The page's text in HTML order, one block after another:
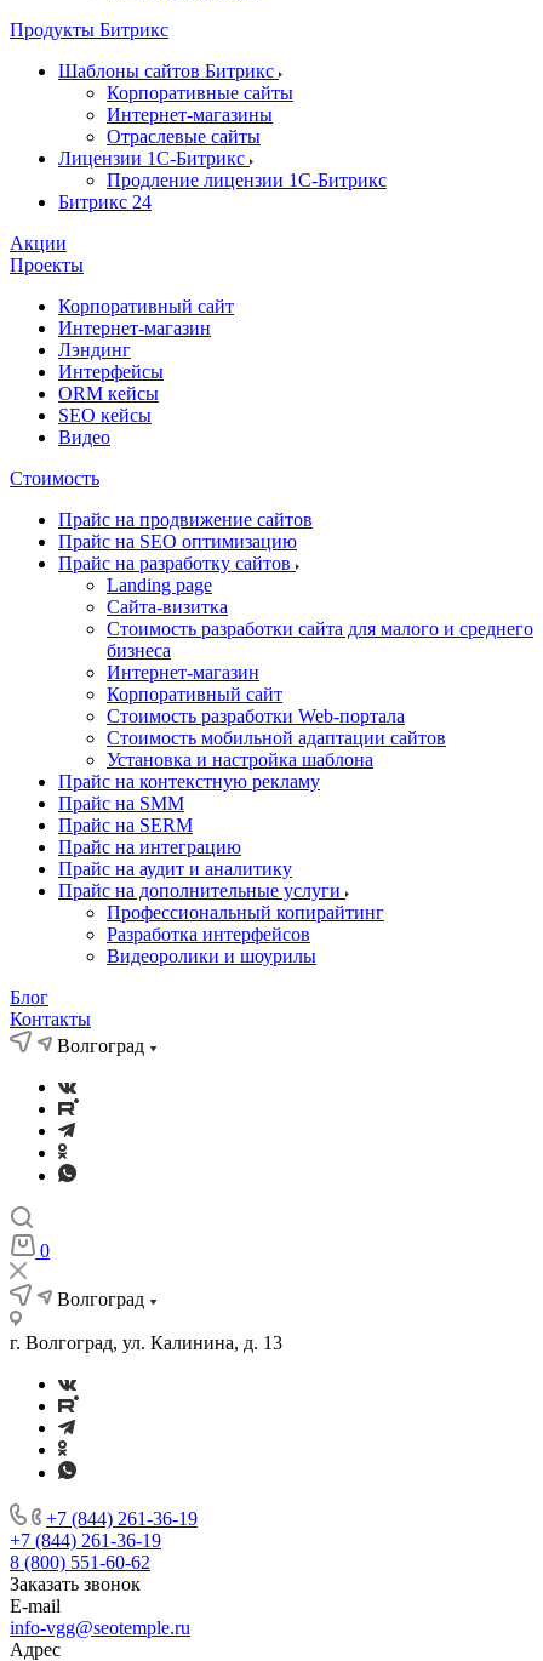
Продукты Битрикс
Шаблоны сайтов Битрикс
Корпоративные сайты
Интернет-магазины
Отраслевые сайты
Лицензии 1С-Битрикс
Продление лицензии 1С-Битрикс
Битрикс 24
Акции
Проекты
Корпоративный сайт
Интернет-магазин
Лэндинг
Интерфейсы
ORM кейсы
SEO кейсы
Видео
Стоимость
Прайс на продвижение сайтов
Прайс на SEO оптимизацию
Прайс на разработку сайтов
Landing page
Cайта-визитка
Стоимость разработки сайта для малого и среднего
бизнеса
Интернет-магазин
Корпоративный сайт
Стоимость разработки Web-портала
Стоимость мобильной адаптации сайтов
Установка и настройка шаблона
Прайс на контекстную рекламу
Прайс на SMM
Прайс на SERM
Прайс на интеграцию
Прайс на аудит и аналитику
Прайс на дополнительные услуги
Профессиональный копирайтинг
Разработка интерфейсов
Видеоролики и шоурилы
Блог
Контакты
Волгоград
0
Волгоград
г. Волгоград, ул. Калинина, д. 13
+7 (844) 261-36-19
+7 (844) 261-36-19
8 (800) 551-60-62
Заказать звонок
E-mail
info-vgg@seotemple.ru
Адрес